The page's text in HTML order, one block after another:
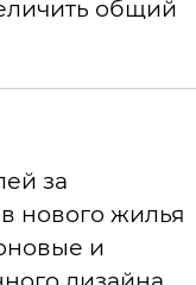
общий
за
нового жилья
и